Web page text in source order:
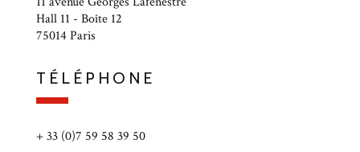
Hall 11 - Boîte 12
75014 Paris
TÉLÉPHONE
+ 33 (0)7 59 58 39 50